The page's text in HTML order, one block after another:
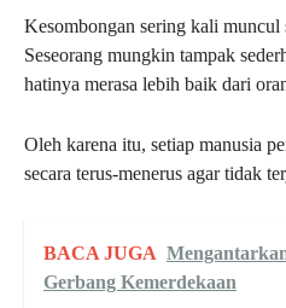
Kesombongan sering kali muncul
Seseorang mungkin tampak
hatinya merasa lebih baik dari
Oleh karena itu, setiap manusia
secara terus-menerus agar tidak
BACA JUGA
Gerbang Kemerdekaan